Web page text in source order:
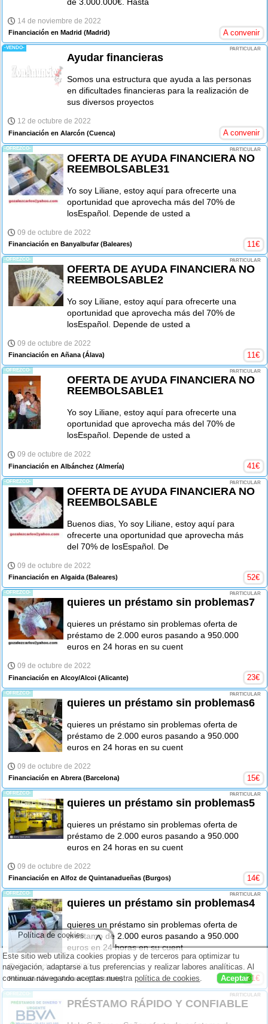
14 de noviembre de 2022
Financiación en Madrid (Madrid) A convenir
-VENDO- PARTICULAR
Ayudar financieras
Somos una estructura que ayuda a las personas
en dificultades financieras para la realización de
sus diversos proyectos
12 de octubre de 2022
Financiación en Alarcón (Cuenca) A convenir
-OFREZCO- PARTICULAR
OFERTA DE AYUDA FINANCIERA NO
REEMBOLSABLE31
Yo soy Liliane, estoy aquí para ofrecerte una
oportunidad que aprovecha más del 70% de
losEspañol. Depende de usted a
09 de octubre de 2022
Financiación en Banyalbufar(Baleares) 11€
-OFREZCO- PARTICULAR
OFERTA DE AYUDA FINANCIERA NO
REEMBOLSABLE2
Yo soy Liliane, estoy aquí para ofrecerte una
oportunidad que aprovecha más del 70% de
losEspañol. Depende de usted a
09 de octubre de 2022
Financiación en Añana(Álava) 11€
-OFREZCO- PARTICULAR
OFERTA DE AYUDA FINANCIERA NO
REEMBOLSABLE1
Yo soy Liliane, estoy aquí para ofrecerte una
oportunidad que aprovecha más del 70% de
losEspañol. Depende de usted a
09 de octubre de 2022
Financiación en Albánchez (Almería) 41€
-OFREZCO- PARTICULAR
OFERTA DE AYUDA FINANCIERA NO
REEMBOLSABLE
Buenos dias, Yo soy Liliane, estoy aquí para
ofrecerte una oportunidad que aprovecha más
del 70% de losEspañol. De
09 de octubre de 2022
Financiación en Algaida (Baleares) 52€
-OFREZCO- PARTICULAR
quieres un préstamo sin problemas7
quieres un préstamo sin problemas oferta de
préstamo de 2.000 euros pasando a 950.000
euros en 24 horas en su cuent
09 de octubre de 2022
Financiación en Alcoy/Alcoi (Alicante) 23€
-OFREZCO- PARTICULAR
quieres un préstamo sin problemas6
quieres un préstamo sin problemas oferta de
préstamo de 2.000 euros pasando a 950.000
euros en 24 horas en su cuent
09 de octubre de 2022
Financiación en Abrera (Barcelona) 15€
-OFREZCO- PARTICULAR
quieres un préstamo sin problemas5
quieres un préstamo sin problemas oferta de
préstamo de 2.000 euros pasando a 950.000
euros en 24 horas en su cuent
09 de octubre de 2022
Financiación en Alfoz de Quintanadueñas (Burgos) 14€
-OFREZCO- PARTICULAR
quieres un préstamo sin problemas4
quieres un préstamo sin problemas oferta de
préstamo de 2.000 euros pasando a 950.000
euros en 24 horas en su cuent
09 de octubre de 2022
Financiación en Arnuero(Cantabria) 31€
PARTICULAR
PRÉSTAMO RÁPIDO Y CONFIABLE
Este sitio web utiliza cookies propias y de terceros para optimizar tu
navegación, adaptarse a tus preferencias y realizar labores analíticas. Al
continuar navegando aceptas nuestrapolítica de cookies Aceptar
Política de cookies ^